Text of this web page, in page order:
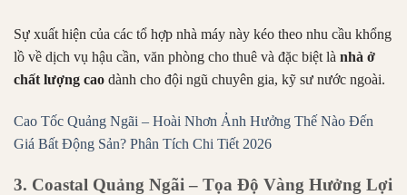
Sự xuất hiện của các tổ hợp nhà máy này kéo theo nhu cầu khổng
lồ về dịch vụ hậu cần, văn phòng cho thuê và đặc biệt là nhà ở
chất lượng cao dành cho đội ngũ chuyên gia, kỹ sư nước ngoài.
Cao Tốc Quảng Ngãi – Hoài Nhơn Ảnh Hưởng Thế Nào Đến
Giá Bất Động Sản? Phân Tích Chi Tiết 2026
3. Coastal Quảng Ngãi – Tọa Độ Vàng Hưởng Lợi